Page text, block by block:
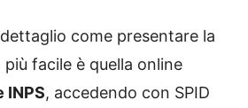
come presentare la
facile è quella online
INPS, accedendo con SPID